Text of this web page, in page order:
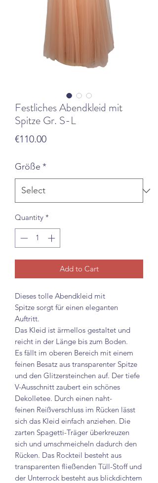
Festliches Abendkleid mit
Spitze Gr. S-L
€110.00Price
Größe *
Quantity *
Add to Cart
Dieses tolle Abendkleid mit
Spitze sorgt für einen eleganten
Auftritt.
Das Kleid ist ärmellos gestaltet und
reicht in der Länge bis zum Boden.
Es fällt im oberen Bereich mit einem
feinen Besatz aus transparenter Spitze
und den Glitzersteinchen auf. Der tiefe
V-Ausschnitt zaubert ein schönes
Dekolletee. Durch einen naht-
feinen Reißverschluss im Rücken lässt
sich das Kleid einfach anziehen. Die
zarten Spagetti-Träger überkreuzen
sich und umschmeicheln dadurch den
Rücken. Das Rockteil besteht aus
transparenten fließenden Tüll-Stoff und
der Unterrock besteht aus blickdichtem